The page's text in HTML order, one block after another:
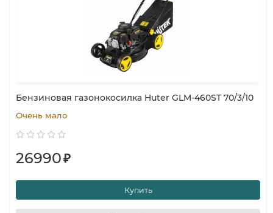
Бензиновая газонокосилка Huter GLM-460ST 70/3/10
Очень мало
26990₽
Купить